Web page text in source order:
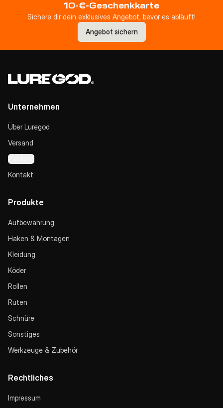
10-€-Geschenkkarte
Sichere dir dein exklusives Angebot, bevor es abläuft!
Angebot sichern
Unternehmen
Über Luregod
Versand
Zahlung
Kontakt
Produkte
Aufbewahrung
Haken & Montagen
Kleidung
Köder
Rollen
Ruten
Schnüre
Sonstiges
Werkzeuge & Zubehör
Rechtliches
Impressum